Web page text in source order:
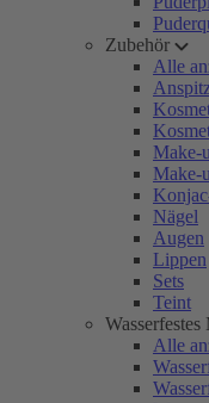
Zubehör
Alle
Make-
Make-
Nägel
Augen
Lippen
Sets
Teint
Alle